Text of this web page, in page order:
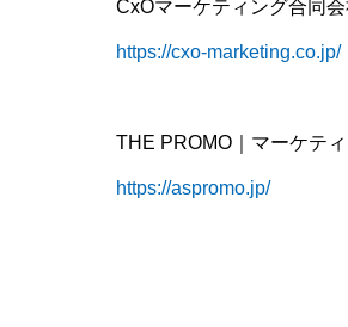
CxOマーケティング合同会
https://cxo-marketing.co.jp/
THE PROMO｜マーケテ
https://aspromo.jp/